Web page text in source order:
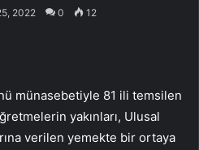
2022 0 12
münasebetiyle 81 ili temsilen
yakınları, Ulusal
verilen yemekte bir ortaya